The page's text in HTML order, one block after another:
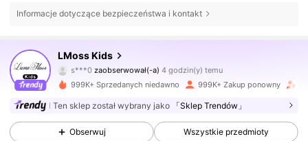
Informacje dotyczące bezpieczeństwa i kontakt
LMoss Kids
s***0 zaobserwował(-a) 4 godzin(y) temu
4,89
349K Obserwujący
4,89 349K Obserwujący
999K+ Sprzedanych niedawno 999K+ Zakup ponowny
Ten sklep został wybrany jako 「Sklep Trendów」
Obserwuj Wszystkie przedmioty